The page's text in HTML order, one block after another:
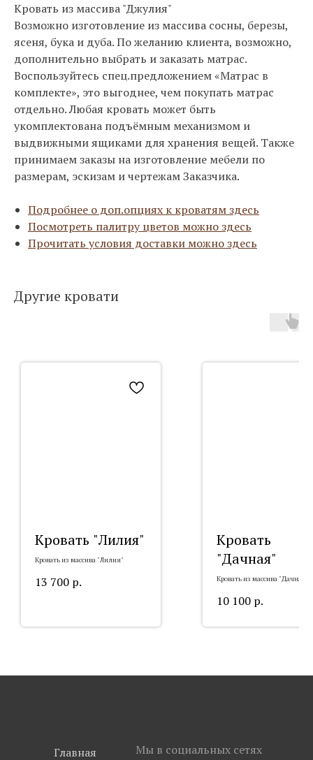
Кровать из массива "Джулия"
Возможно изготовление из массива сосны, березы,
ясеня, бука и дуба. По желанию клиента, возможно,
дополнительно выбрать и заказать матрас.
Воспользуйтесь спец.предложением «Матрас в
комплекте», это выгоднее, чем покупать матрас
отдельно. Любая кровать может быть
укомплектована подъёмным механизмом и
выдвижными ящиками для хранения вещей. Также
принимаем заказы на изготовление мебели по
размерам, эскизам и чертежам Заказчика.
Подробнее о доп.опциях к кроватям здесь
Посмотреть палитру цветов можно здесь
Прочитать условия доставки можно здесь
Другие кровати
Кровать "Лилия"
Кровать из массива "Лилия"
13 700 р.
Кровать
"Дачная"
Кровать из массива "Дачная"
10 100 р.
Главная Мы в социальных сетях